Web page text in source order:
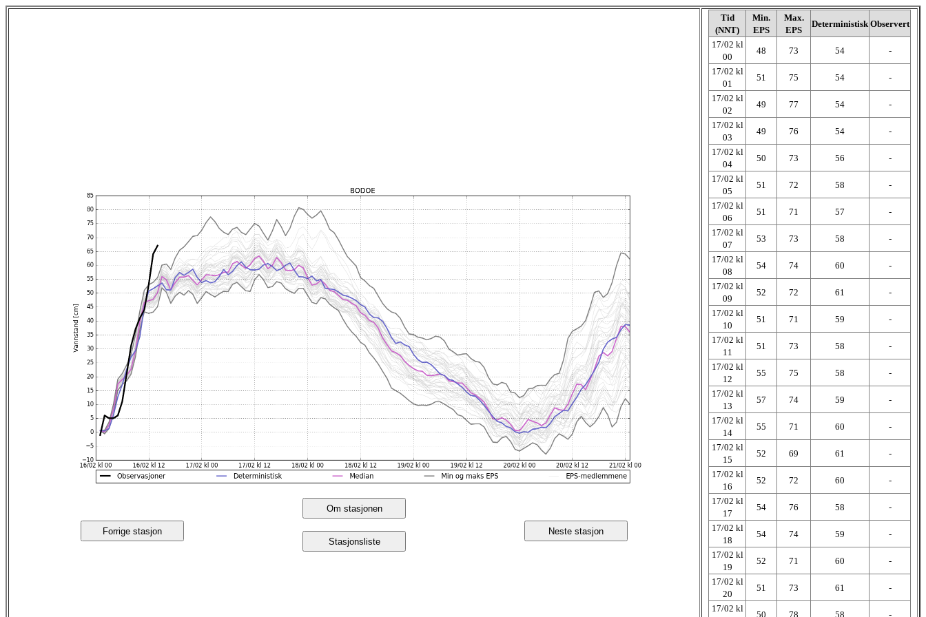
Forrige stasjon
Om stasjonen
Stasjonsliste
Neste stasjon
Tid
(NNT)
Min.
EPS
Max.
EPS
Deterministisk Observert
17/02 kl
00
48 73 54
-
17/02 kl
01
51 75 54
-
17/02 kl
02
49 77 54
-
17/02 kl
03
49 76 54
-
17/02 kl
04
50 73 56
-
17/02 kl
05
51 72 58
-
17/02 kl
06
51 71 57
-
17/02 kl
07
53 73 58
-
17/02 kl
08
54 74 60
-
17/02 kl
09
52 72 61
-
17/02 kl
10
51 71 59
-
17/02 kl
11
51 73 58
-
17/02 kl
12
55 75 58
-
17/02 kl
13
57 74 59
-
17/02 kl
14
55 71 60
-
17/02 kl
15
52 69 61
-
17/02 kl
16
52 72 60
-
17/02 kl
17
54 76 58
-
17/02 kl
18
54 74 59
-
17/02 kl
19
52 71 60
-
17/02 kl
20
51 73 61
-
17/02 kl
50 78 58 -